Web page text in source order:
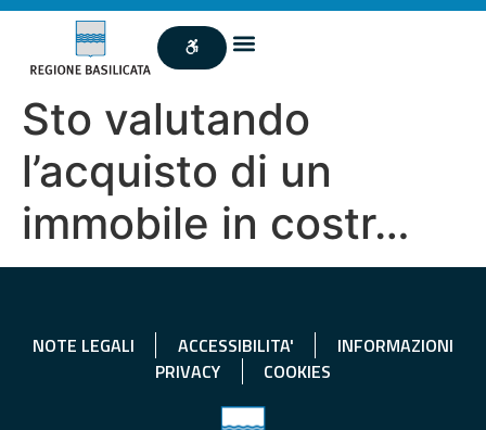
Sto valutando
l’acquisto di un
immobile in costr…
NOTE LEGALI ACCESSIBILITA'
INFORMAZIONI
PRIVACY
COOKIES